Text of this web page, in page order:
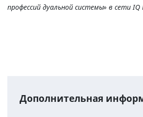
профессий дуальной системы» в сети
Дополнительная